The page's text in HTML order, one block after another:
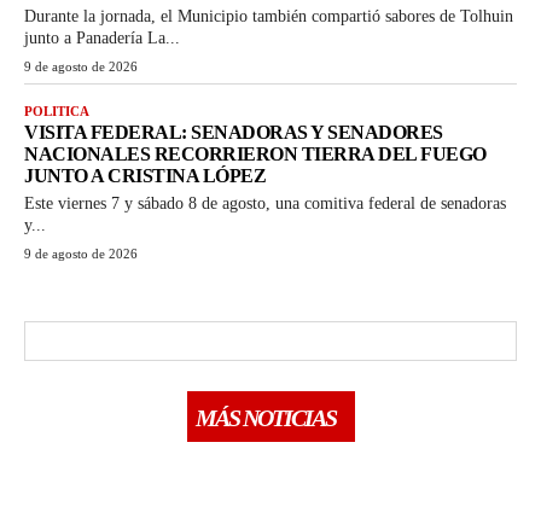
Durante la jornada, el Municipio también compartió sabores de Tolhuin
junto a Panadería La...
9 de agosto de 2026
POLITICA
VISITA FEDERAL: SENADORAS Y SENADORES
NACIONALES RECORRIERON TIERRA DEL FUEGO
JUNTO A CRISTINA LÓPEZ
Este viernes 7 y sábado 8 de agosto, una comitiva federal de senadoras
y...
9 de agosto de 2026
MÁS NOTICIAS